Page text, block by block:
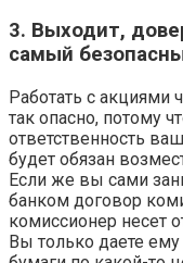
3. Выходит,
самый
Работать с акциями
так опасно, потому
ответственность
будет обязан
Если же вы сами
банком договор
комиссионер несет
Вы только даете